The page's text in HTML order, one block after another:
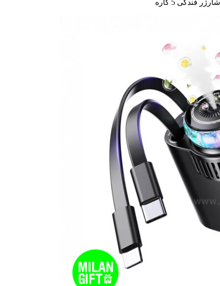
شارژر فندکی 5 کاره